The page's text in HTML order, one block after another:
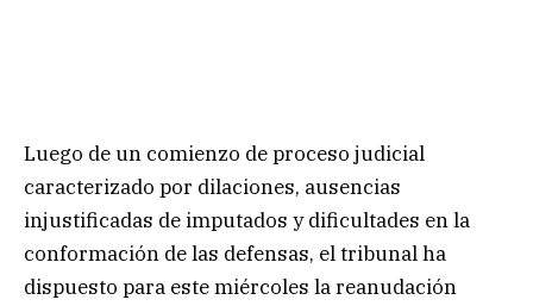
Luego de un comienzo de proceso judicial
caracterizado por dilaciones, ausencias
injustificadas de imputados y dificultades en la
conformación de las defensas, el tribunal ha
dispuesto para este miércoles la reanudación